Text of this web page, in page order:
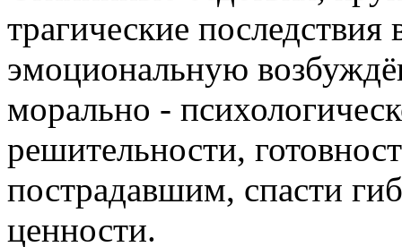
трагические
эмоциональную
морально -
решительности,
пострадавшим, спасти
ценности.